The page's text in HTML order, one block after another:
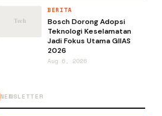
BERITA
Bosch Dorong Adopsi
Teknologi Keselamatan
Jadi Fokus Utama GIIAS
2026
Aug 6, 2026
NEWSLETTER